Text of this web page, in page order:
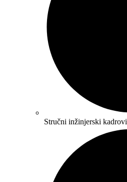
Stručni inžinjerski kadrovi